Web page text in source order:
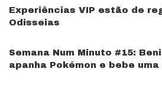
Experiências VIP estão de
Odisseias
Semana Num Minuto #15:
apanha Pokémon e bebe uma